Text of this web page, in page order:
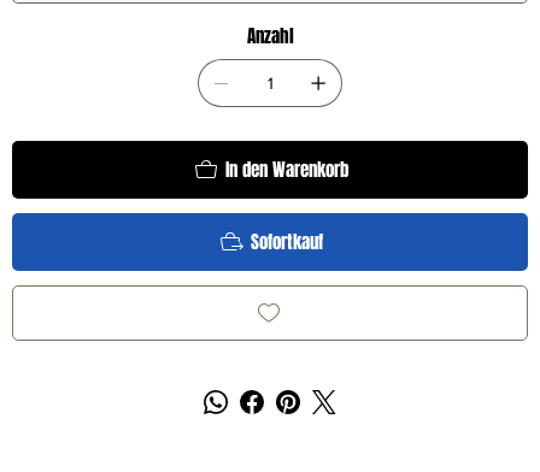
Anzahl
In den Warenkorb
Sofortkauf